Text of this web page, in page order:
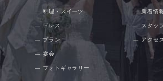
料理・スイーツ
ドレス
プラン
宴会
フォトギャラリー
新着情
スタッ
アクセス